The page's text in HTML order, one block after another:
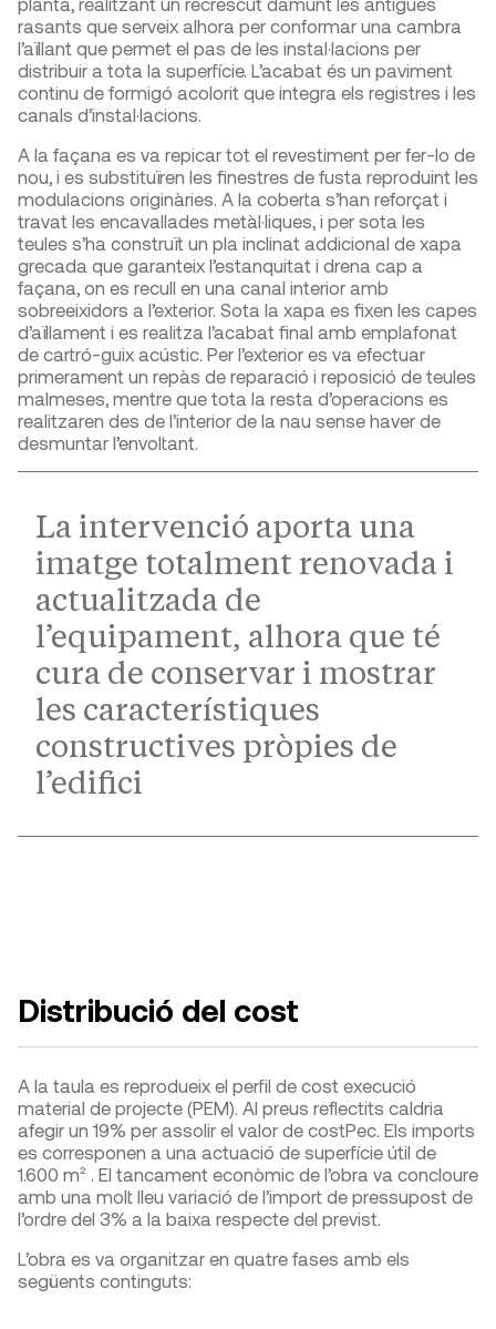
rasants que serveix alhora per conformar una cambra
l’aïllant que permet el pas de les instal·lacions per
distribuir a tota la superfície. L’acabat és un paviment
continu de formigó acolorit que integra els registres i les
canals d’instal·lacions.
A la façana es va repicar tot el revestiment per fer-lo de
nou, i es substituïren les finestres de fusta reproduint les
modulacions originàries. A la coberta s’han reforçat i
travat les encavallades metàl·liques, i per sota les
teules s’ha construït un pla inclinat addicional de xapa
grecada que garanteix l’estanquitat i drena cap a
façana, on es recull en una canal interior amb
sobreeixidors a l’exterior. Sota la xapa es fixen les capes
d’aïllament i es realitza l’acabat final amb emplafonat
de cartró-guix acústic. Per l’exterior es va efectuar
primerament un repàs de reparació i reposició de teules
malmeses, mentre que tota la resta d’operacions es
realitzaren des de l’interior de la nau sense haver de
desmuntar l’envoltant.
La intervenció aporta una
imatge totalment renovada i
actualitzada de
l’equipament, alhora que té
cura de conservar i mostrar
les característiques
constructives pròpies de
l’edifici
Distribució del cost
A la taula es reprodueix el perfil de cost execució
material de projecte (PEM). Al preus reflectits caldria
afegir un 19% per assolir el valor de costPec. Els imports
es corresponen a una actuació de superfície útil de
1.600 m² . El tancament econòmic de l’obra va concloure
amb una molt lleu variació de l’import de pressupost de
l’ordre del 3% a la baixa respecte del previst.
L’obra es va organitzar en quatre fases amb els
següents continguts: